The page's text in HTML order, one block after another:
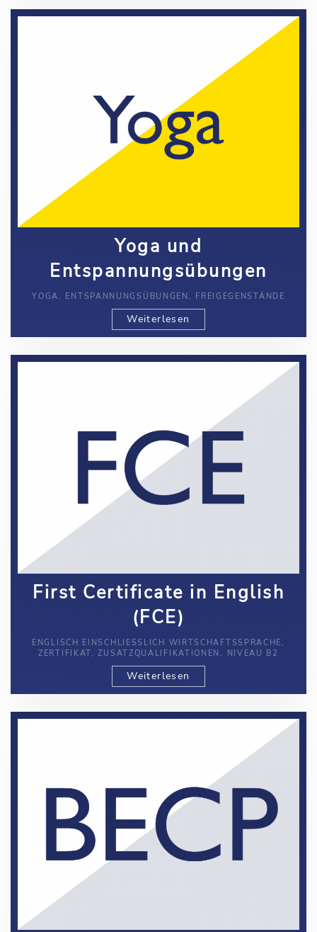
Yoga und
Entspannungsübungen
YOGA, ENTSPANNUNGSÜBUNGEN, FREIGEGENSTÄNDE
Weiterlesen
First Certificate in English
(FCE)
ENGLISCH EINSCHLIESSLICH WIRTSCHAFTSSPRACHE, Z
ERTIFIKAT, ZUSATZQUALIFIKATIONEN, NIVEAU B2
Weiterlesen